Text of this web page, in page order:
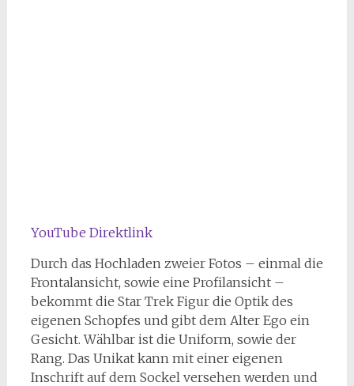
YouTube Direktlink
Durch das Hochladen zweier Fotos – einmal die
Frontalansicht, sowie eine Profilansicht –
bekommt die Star Trek Figur die Optik des
eigenen Schopfes und gibt dem Alter Ego ein
Gesicht. Wählbar ist die Uniform, sowie der
Rang. Das Unikat kann mit einer eigenen
Inschrift auf dem Sockel versehen werden und